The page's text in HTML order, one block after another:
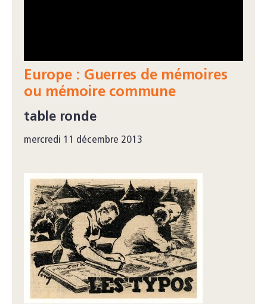
Europe : Guerres de mémoires
ou mémoire commune
table ronde
mercredi 11 décembre 2013